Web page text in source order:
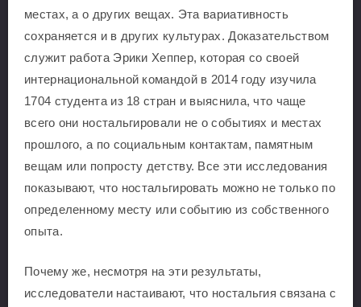
местах, а о других вещах. Эта вариативность
сохраняется и в других культурах. Доказательством
служит работа Эрики Хеппер, которая со своей
интернациональной командой в 2014 году изучила
1704 студента из 18 стран и выяснила, что чаще
всего они ностальгировали не о событиях и местах
прошлого, а по социальным контактам, памятным
вещам или попросту детству. Все эти исследования
показывают, что ностальгировать можно не только по
определенному месту или событию из собственного
опыта.
Почему же, несмотря на эти результаты,
исследователи настаивают, что ностальгия связана с